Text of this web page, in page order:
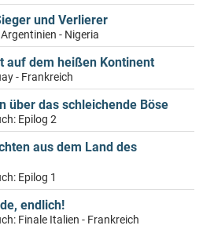
und Verlierer
- Nigeria
auf dem heißen Kontinent
- Frankreich
über das schleichende Böse
Epilog 2
aus dem Land des
Epilog 1
endlich!
Finale Italien - Frankreich